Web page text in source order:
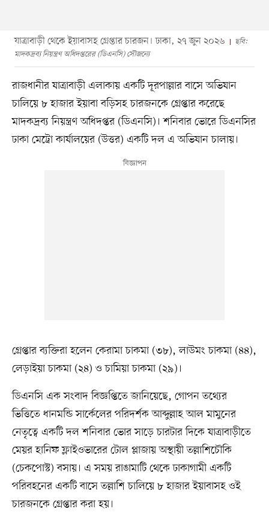
যাত্রাবাড়ী থেকে ইয়াবাসহ গ্রেপ্তার চারজন। ঢাকা, ২৭ জুন ২০২৬
ছবি:
মাদকদ্রব্য নিয়ন্ত্রণ অধিদপ্তরের (ডিএনসি) সৌজন্যে
রাজধানীর যাত্রাবাড়ী এলাকায় একটি দূরপাল্লার বাসে অভিযান
চালিয়ে ৮ হাজার ইয়াবা বড়িসহ চারজনকে গ্রেপ্তার করেছে
মাদকদ্রব্য নিয়ন্ত্রণ অধিদপ্তর (ডিএনসি)। শনিবার ভোরে ডিএনসির
ঢাকা মেট্রো কার্যালয়ের (উত্তর) একটি দল এ অভিযান চালায়।
গ্রেপ্তার ব্যক্তিরা হলেন কেরামা চাকমা (৩৮), লাউমং চাকমা (৪৪),
লেড়াইয়া চাকমা (২৪) ও চামিয়া চাকমা (২৯)।
ডিএনসি এক সংবাদ বিজ্ঞপ্তিতে জানিয়েছে, গোপন তথ্যের
ভিত্তিতে ধানমন্ডি সার্কেলের পরিদর্শক আব্দুল্লাহ আল মামুনের
নেতৃত্বে একটি দল শনিবার ভোর সাড়ে চারটার দিকে যাত্রাবাড়ীতে
মেয়র হানিফ ফ্লাইওভারের টোল প্লাজায় অস্থায়ী তল্লাশিচৌকি
(চেকপোস্ট) বসায়। এ সময় রাঙামাটি থেকে ঢাকাগামী একটি
পরিবহনের একটি বাসে তল্লাশি চালিয়ে ৮ হাজার ইয়াবাসহ ওই
চারজনকে গ্রেপ্তার করা হয়।